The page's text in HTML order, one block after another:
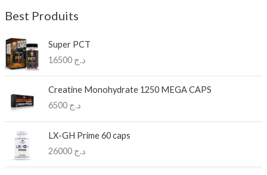
Best Produits
Super PCT
د.ج 16500
Creatine Monohydrate 1250 MEGA CAPS
د.ج 6500
LX-GH Prime 60 caps
د.ج 26000